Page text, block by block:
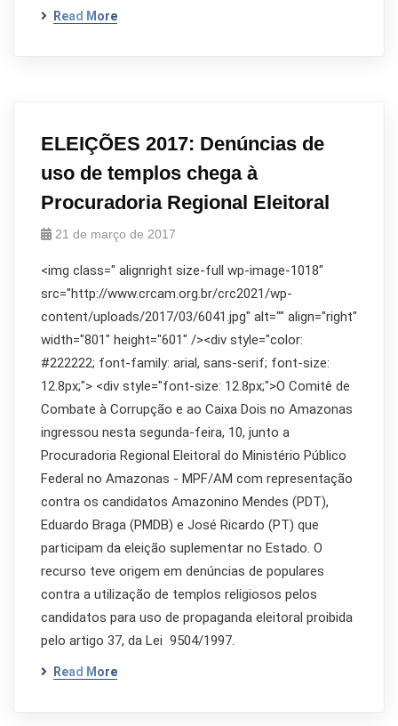
Read More
ELEIÇÕES 2017: Denúncias de
uso de templos chega à
Procuradoria Regional Eleitoral
21 de março de 2017
<img class=" alignright size-full wp-image-1018"
src="http://www.crcam.org.br/crc2021/wp-
content/uploads/2017/03/6041.jpg" alt="" align="right"
width="801" height="601" /><div style="color:
#222222; font-family: arial, sans-serif; font-size:
12.8px;"> <div style="font-size: 12.8px;">O Comitê de
Combate à Corrupção e ao Caixa Dois no Amazonas
ingressou nesta segunda-feira, 10, junto a
Procuradoria Regional Eleitoral do Ministério Público
Federal no Amazonas - MPF/AM com representação
contra os candidatos Amazonino Mendes (PDT),
Eduardo Braga (PMDB) e José Ricardo (PT) que
participam da eleição suplementar no Estado. O
recurso teve origem em denúncias de populares
contra a utilização de templos religiosos pelos
candidatos para uso de propaganda eleitoral proibida
pelo artigo 37, da Lei 9504/1997.
Read More